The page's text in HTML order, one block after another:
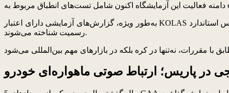
رسمیت شناخته می‌شوند.
در پاریس؛ ارتباط صوتی ماهواره‌ای خودرو